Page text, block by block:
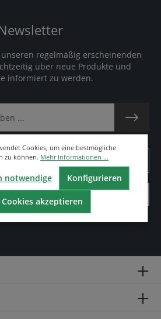
regelmäßig erscheinenden
über neue Produkte und
informiert zu werden.
Cookies, um eine bestmögliche
zu können. Mehr Informationen ...
notwendige Konfigurieren
akzeptieren